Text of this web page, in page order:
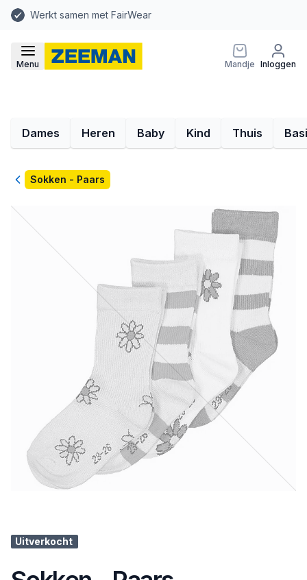
Werkt samen met FairWear
Menu Mandje Inloggen
Dames Heren Baby Kind Thuis
TerugSokken - Paars
Uitverkocht